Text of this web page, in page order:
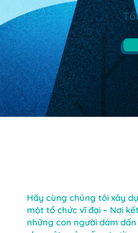
Hãy cùng chúng tôi xây
một tổ chức vĩ đại – Nơi
những con người dám